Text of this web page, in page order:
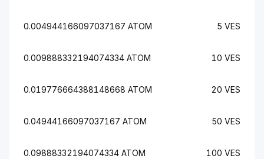
0.004944166097037167 ATOM 5 VES
0.009888332194074334 ATOM 10 VES
0.019776664388148668 ATOM 20 VES
0.04944166097037167 ATOM 50 VES
0.09888332194074334 ATOM 100 VES